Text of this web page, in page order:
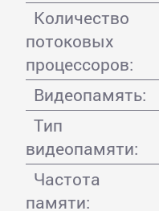
Количество
потоковых
процессоров:
Видеопамять:
Тип
видеопамяти:
Частота
памяти: